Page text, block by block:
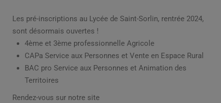
Les pré-inscriptions au Lycée de Saint-Sorlin, rentrée 2024,
sont désormais ouvertes !
4ème et 3ème professionnelle Agricole
CAPa Service aux Personnes et Vente en Espace Rural
BAC pro Service aux Personnes et Animation des
Territoires
Rendez-vous sur notre site